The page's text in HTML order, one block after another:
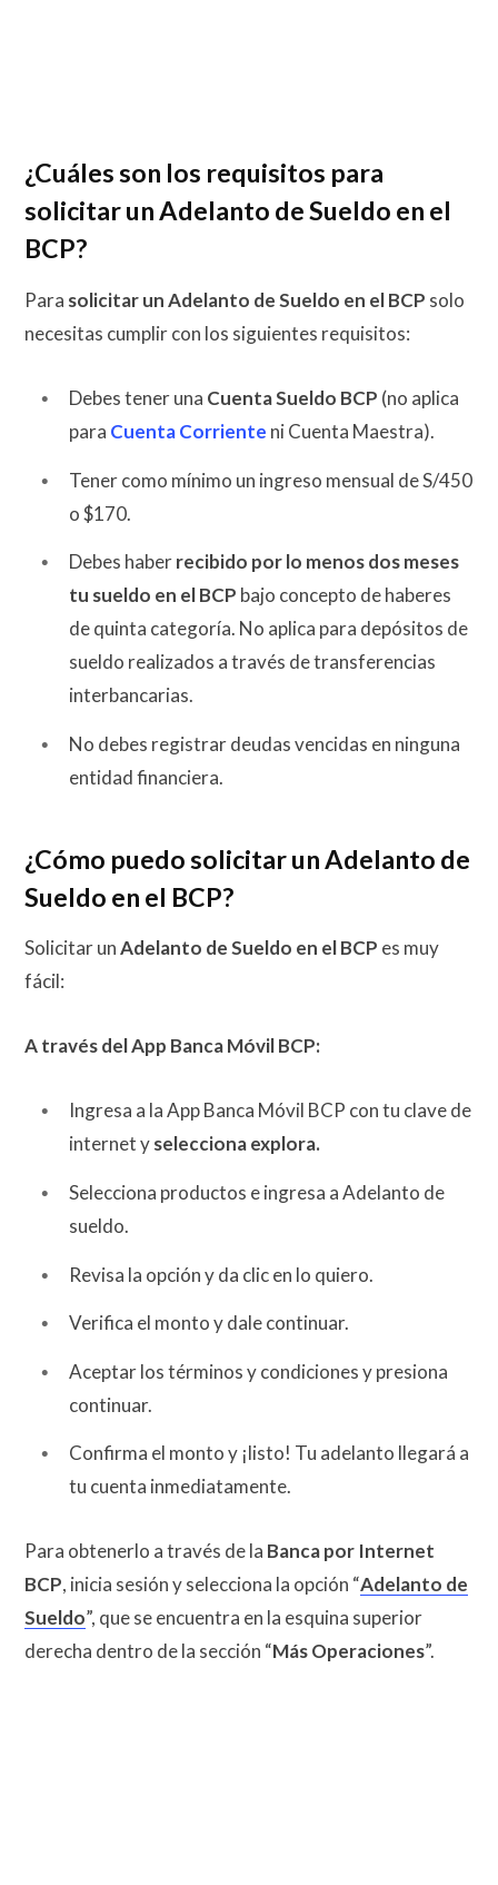
¿Cuáles son los requisitos para
solicitar un Adelanto de Sueldo en el
BCP?
Para solicitar un Adelanto de Sueldo en el BCP solo
necesitas cumplir con los siguientes requisitos:
Debes tener una Cuenta Sueldo BCP (no aplica
para Cuenta Corriente ni Cuenta Maestra).
Tener como mínimo un ingreso mensual de S/450
o $170.
Debes haberrecibido por lo menos dos meses
tu sueldo en el BCP bajo concepto de haberes
de quinta categoría. No aplica para depósitos de
sueldo realizados a través de transferencias
interbancarias.
No debes registrar deudas vencidas en ninguna
entidad financiera.
¿Cómo puedo solicitar un Adelanto de
Sueldo en el BCP?
Solicitar unAdelanto de Sueldo en el BCP es muy
fácil:
A través del App Banca Móvil BCP:
Ingresa a la App Banca Móvil BCP con tu clave de
internet yselecciona explora.
Selecciona productos e ingresa a Adelanto de
sueldo.
Revisa la opción y da clic en lo quiero.
Verifica el monto y dale continuar.
Aceptar los términos y condiciones y presiona
continuar.
Confirma el monto y ¡listo! Tu adelanto llegará a
tu cuenta inmediatamente.
Para obtenerlo a través de la Banca por Internet
BCP, inicia sesión y selecciona la opción “Adelanto de
Sueldo”, que se encuentra en la esquina superior
derecha dentro de la sección “Más Operaciones”.